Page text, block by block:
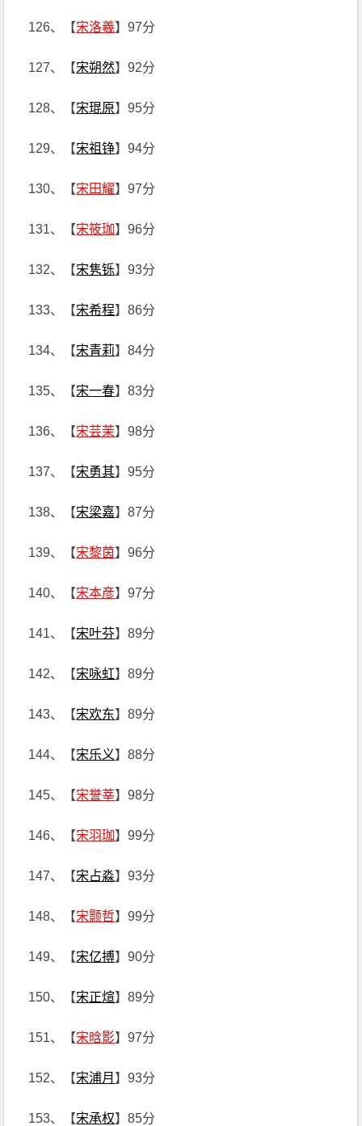
126、【宋洛羲】97分
127、【宋朔然】92分
128、【宋琨原】95分
129、【宋祖铮】94分
130、【宋田耀】97分
131、【宋筱珈】96分
132、【宋隽铄】93分
133、【宋希程】86分
134、【宋青莉】84分
135、【宋一春】83分
136、【宋芸茉】98分
137、【宋勇其】95分
138、【宋梁嘉】87分
139、【宋黎茵】96分
140、【宋本彦】97分
141、【宋叶芬】89分
142、【宋咏虹】89分
143、【宋欢东】89分
144、【宋乐义】88分
145、【宋誉莘】98分
146、【宋羽珈】99分
147、【宋占淼】93分
148、【宋颢哲】99分
149、【宋亿搏】90分
150、【宋正煊】89分
151、【宋晗影】97分
152、【宋浦月 】93分
153、【宋承权】85分